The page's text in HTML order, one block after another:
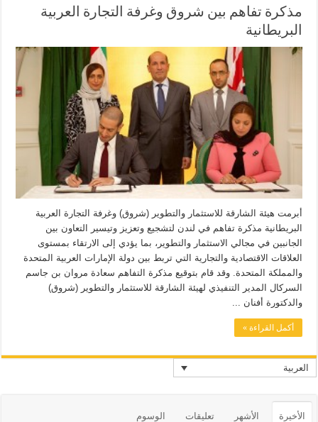
مذكرة تفاهم بين شروق وغرفة التجارة العربية
البريطانية
أبرمت هيئة الشارقة للاستثمار والتطوير (شروق) وغرفة التجارة العربية
البريطانية مذكرة تفاهم في لندن لتشجيع وتعزيز وتيسير التعاون بين
الجانبين في مجالي الاستثمار والتطوير، بما يؤدي إلى الارتقاء بمستوى
العلاقات الاقتصادية والتجارية التي تربط بين دولة الإمارات العربية المتحدة
والمملكة المتحدة. وقد قام بتوقيع مذكرة التفاهم سعادة مروان بن جاسم
السركال المدير التنفيذي لهيئة الشارقة للاستثمار والتطوير (شروق)
والدكتورة أفنان ...
أكمل القراءة »
العربية
الأخيرة الأشهر تعليقات الوسوم